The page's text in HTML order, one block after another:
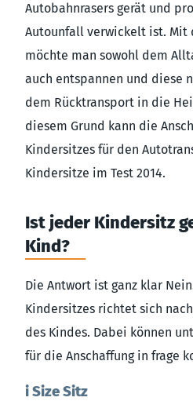
Autobahnrasers gerät und
Autounfall verwickelt ist. Mit
möchte man sowohl dem
auch entspannen und diese
dem Rücktransport in die
diesem Grund kann die
Kindersitzes für den
Kindersitze im Test 2014.
Ist jeder Kindersitz
Kind?
Die Antwort ist ganz klar
Kindersitzes richtet sich
des Kindes. Dabei können
für die Anschaffung in frage
i Size Sitz